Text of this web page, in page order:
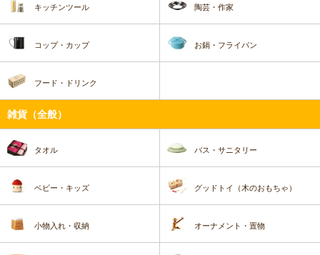
キッチンツール 陶芸・作家
コップ・カップ お鍋・フライパン
フード・ドリンク
雑貨（全般）
タオル バス・サニタリー
ベビー・キッズ グッドトイ（木のおもちゃ）
小物入れ・収納 オーナメント・置物